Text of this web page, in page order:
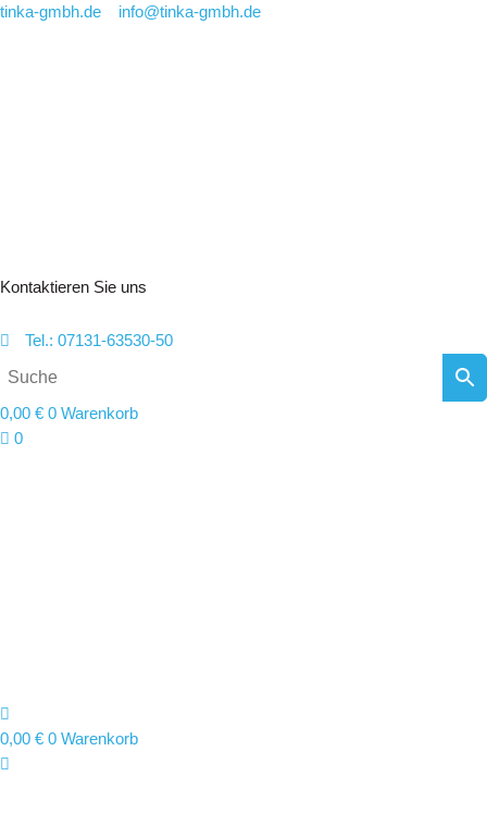
Zum
tinka-gmbh.de info@tinka-gmbh.de
Kontaktieren Sie uns
Tel.: 07131-63530-50
0,00 € 0 Warenkorb
0
0,00 € 0 Warenkorb